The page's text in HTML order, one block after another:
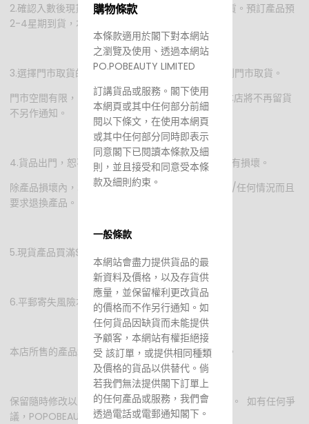
2.確認入數後現貨產品我們將會在2-3個工作天內發貨。預訂產品預
2-4星期到貨，本店不接急單。
3.選擇門市取貨的客人，收到確認msg/email便可到門市取貨。
門市空間有限，限10日內取貨，超過1個月仍未取貨本店將不再留貨
不另作通知。
4.貨品出門，恕不退換。寄貨前本店會檢查好產品沒有損壞。
除產品損壞內，本店不接受收到後覺得自己不適合用/任何情況而且
要求退換產品。
5.現貨產品買滿$700包運費
6.平郵寄失風險本店不承擔。
本店所售的產品均為正貨，由官方授權/從官方訂貨。
保留隨時修改以上制度的條款及細則而不作另行通知。 如有任何爭
議，POPOBEAUTY將保留最終決定權。
購物條款
本條款適用於閣下對本網站
之瀏覽及使用、透過本網站
PO.POBEAUTY LIMITED
訂講貨品或服務。閣下使用
本網頁或其中任何部分前細
閱以下條文，在使用本網頁
或其中任何部分同時即表示
同意閣下已閱讀本條款及細
則，並且接受和同意受本條
款及細則約束。
一般條款
本網站會盡力提供貨品的最
新資料及價格，以及存貨供
應量，並保留權利更改貨品
的價格而不作另行通知。如
任何貨品因缺貨而未能提供
予顧客，本網站有權拒絕接
受 該訂單，或提供相同種類
及價格的貨品以供替代。倘
若我們無法提供閣下訂單上
的任何產品或服務，我們會
透過電話或電郵通知閣下。